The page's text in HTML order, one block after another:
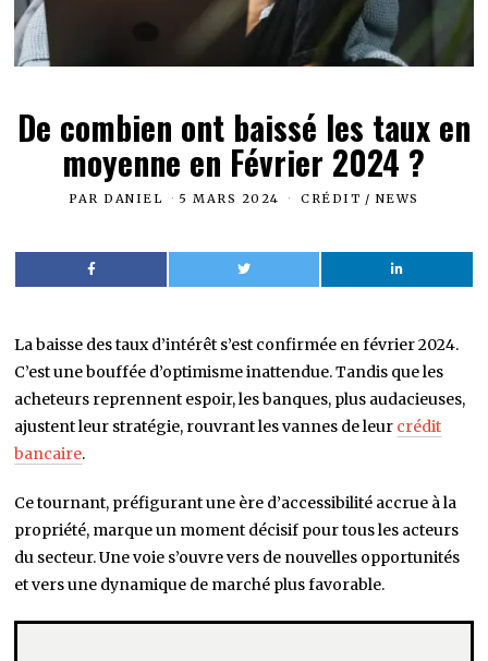
De combien ont baissé les taux en
moyenne en Février 2024 ?
PARDANIEL 5 MARS 2024 CRÉDIT / NEWS
La baisse des taux d’intérêt s’est confirmée en février 2024.
C’est une bouffée d’optimisme inattendue. Tandis que les
acheteurs reprennent espoir, les banques, plus audacieuses,
ajustent leur stratégie, rouvrant les vannes de leur crédit
bancaire.
Ce tournant, préfigurant une ère d’accessibilité accrue à la
propriété, marque un moment décisif pour tous les acteurs
du secteur. Une voie s’ouvre vers de nouvelles opportunités
et vers une dynamique de marché plus favorable.